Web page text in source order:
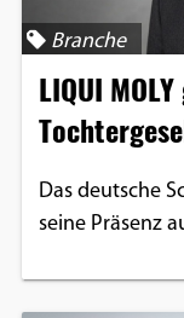
Branche
LIQUI
Das deutsche
seine Präsenz